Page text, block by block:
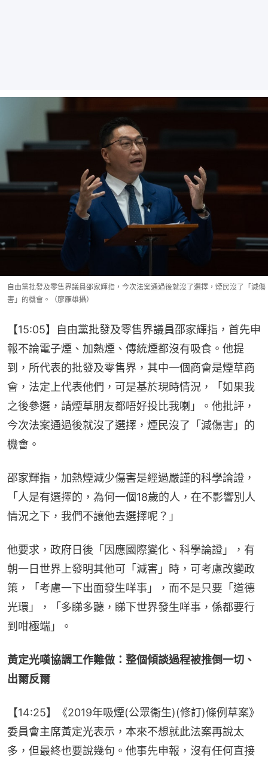
自由黨批發及零售界議員邵家輝指，今次法案通過後就沒了選擇，煙民沒了「減傷
害」的機會。（廖雁雄攝）
【15:05】自由黨批發及零售界議員邵家輝指，首先申
報不論電子煙、加熱煙、傳統煙都沒有吸食。他提
到，所代表的批發及零售界，其中一個商會是煙草商
會，法定上代表他們，可是基於現時情況，「如果我
之後參選，請煙草朋友都唔好投比我喇」。他批評，
今次法案通過後就沒了選擇，煙民沒了「減傷害」的
機會。
邵家輝指，加熱煙減少傷害是經過嚴謹的科學論證，
「人是有選擇的，為何一個18歲的人，在不影響別人
情況之下，我們不讓他去選擇呢？」
他要求，政府日後「因應國際變化、科學論證」，有
朝一日世界上發明其他可「減害」時，可考慮改變政
策，「考慮一下出面發生咩事」，而不是只要「道德
光環」，「多睇多聽，睇下世界發生咩事，係都要行
到咁極端」。
黃定光嘆協調工作難做：整個傾談過程被推倒一切、
出爾反爾
【14:25】《2019年吸煙(公眾衞生)(修訂)條例草案》
委員會主席黃定光表示，本來不想就此法案再說太
多，但最終也要說幾句。他事先申報，沒有任何直接